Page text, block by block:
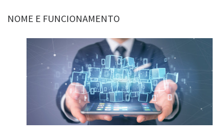
NOME E FUNCIONAMENTO